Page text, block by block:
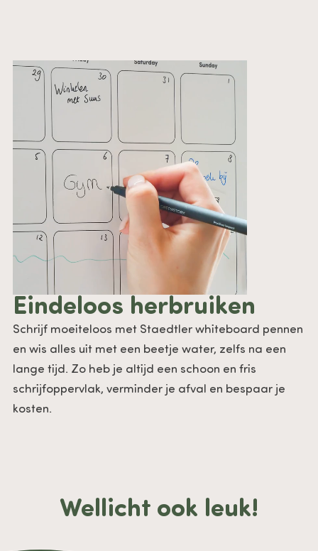
Eindeloos herbruiken
Schrijf moeiteloos met Staedtler whiteboard pennen
en wis alles uit met een beetje water, zelfs na een
lange tijd. Zo heb je altijd een schoon en fris
schrijfoppervlak, verminder je afval en bespaar je
kosten.
Wellicht ook leuk!